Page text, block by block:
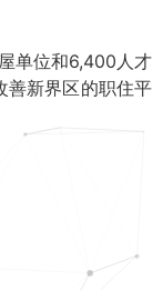
单位和6,400人才
善新界区的职住平